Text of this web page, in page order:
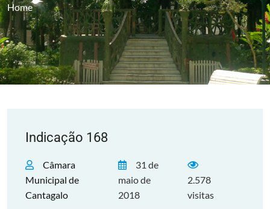
Home
Indicação 168
Câmara
Municipal de
Cantagalo
31 de
maio de
2018
2.578
visitas